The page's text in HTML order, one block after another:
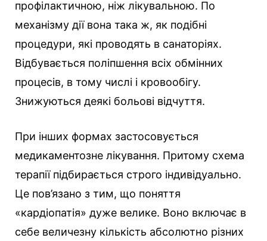
профілактичною, ніж лікувальною. По
механізму дії вона така ж, як подібні
процедури, які проводять в санаторіях.
Відбувається поліпшення всіх обмінних
процесів, в тому числі і кровообігу.
Знижуються деякі больові відчуття.
При інших формах застосовується
медикаментозне лікування. Притому схема
терапії підбирається строго індивідуально.
Це пов’язано з тим, що поняття
«кардіопатія» дуже велике. Воно включає в
себе величезну кількість абсолютно різних